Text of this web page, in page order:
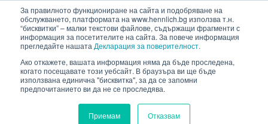
За правилното функциониране на сайта и подобряване на
обслужването, платформата на www.hennlich.bg използва т.н.
“бисквитки” – малки текстови файлове, съдържащи фрагменти с
информация за посетителите на сайта. За повече информация
прегледайте нашата Декларация за поверителност.
Ако откажете, вашата информация няма да бъде проследена,
когато посещавате този уебсайт. В браузъра ви ще бъде
използвана единична "бисквитка", за да се запомни
предпочитанието ви да не се проследява.
Приемам Отказвам
HENNLICH